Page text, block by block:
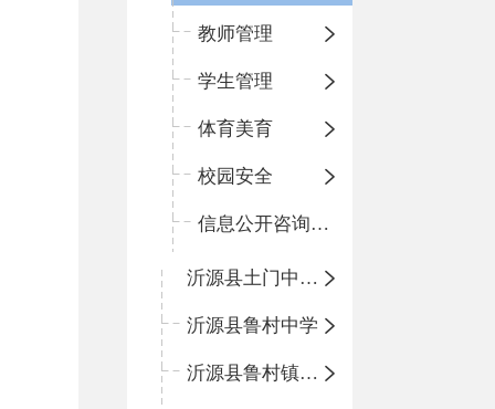
教师管理
学生管理
体育美育
校园安全
信息公开咨询指南
沂源县土门中心学校
沂源县鲁村中学
沂源县鲁村镇中心小学